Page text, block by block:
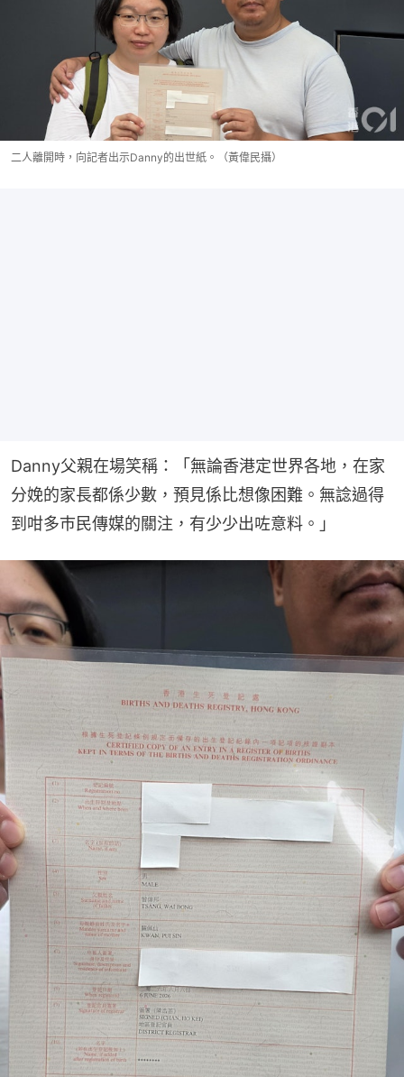
二人離開時，向記者出示Danny的出世紙。（黃偉民攝）
Danny父親在場笑稱：「無論香港定世界各地，在家
分娩的家長都係少數，預見係比想像困難。無諗過得
到咁多巿民傳媒的關注，有少少出咗意料。」